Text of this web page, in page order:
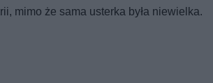
mimo że sama usterka była niewielka.